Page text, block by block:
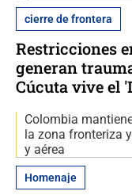
cierre de frontera
Restricciones
generan
Cúcuta vive el
Colombia
la zona fronteriza
y aérea
Homenaje